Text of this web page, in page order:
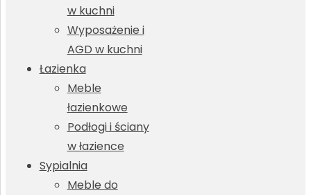
w kuchni
Wyposażenie i
AGD w kuchni
Łazienka
Meble
łazienkowe
Podłogi i ściany
w łazience
Sypialnia
Meble do